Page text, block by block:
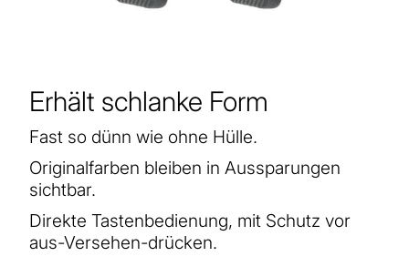
Erhält schlanke Form
Fast so dünn wie ohne Hülle.
Originalfarben bleiben in Aussparungen
sichtbar.
Direkte Tastenbedienung, mit Schutz vor
aus-Versehen-drücken.